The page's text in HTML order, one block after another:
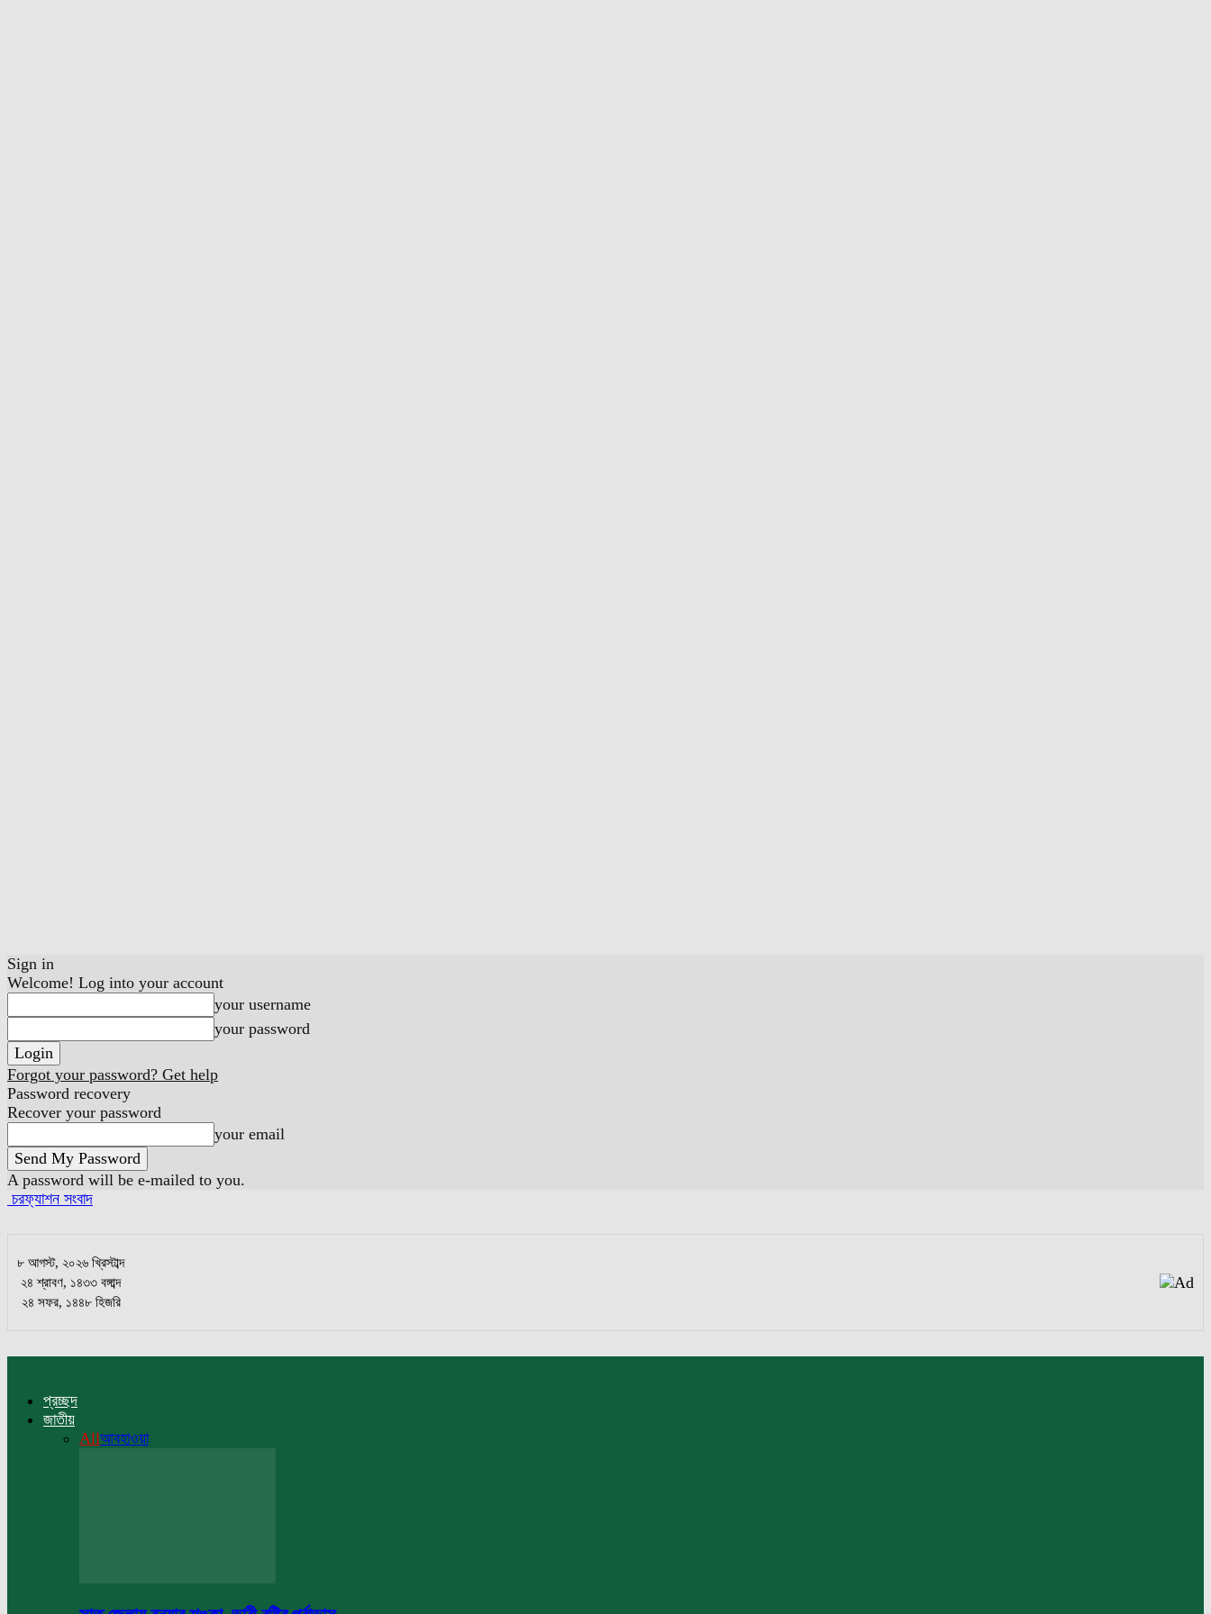
Sign in
Welcome! Log into your account
your username
your password
Forgot your password? Get help
Password recovery
Recover your password
your email
A password will be e-mailed to you.
চরফ্যাশন সংবাদ
৮ আগস্ট, ২০২৬ খ্রিস্টাব্দ
২৪ শ্রাবণ, ১৪৩৩ বঙ্গাব্দ
২৪ সফর, ১৪৪৮ হিজরি
প্রচ্ছদ
জাতীয়
Allআবহাওয়া